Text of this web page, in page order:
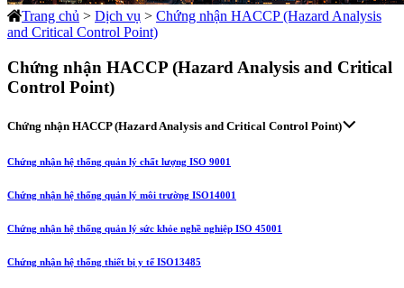
Trang chủ > Dịch vụ > Chứng nhận HACCP (Hazard Analysis
and Critical Control Point)
Chứng nhận HACCP (Hazard Analysis and Critical
Control Point)
Chứng nhận HACCP (Hazard Analysis and Critical Control Point)
Chứng nhận hệ thống quản lý chất lượng ISO 9001
Chứng nhận hệ thống quản lý môi trường ISO14001
Chứng nhận hệ thống quản lý sức khỏe nghề nghiệp ISO 45001
Chứng nhận hệ thống thiết bị y tế ISO13485